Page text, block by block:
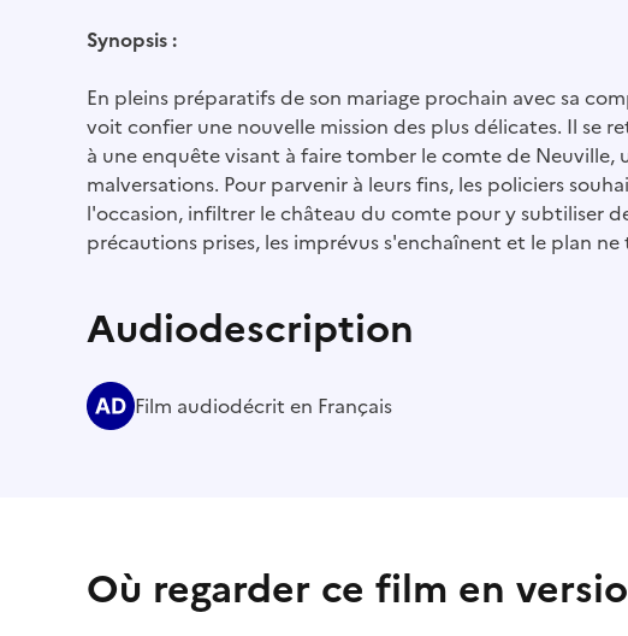
Synopsis :
En pleins préparatifs de son mariage prochain avec sa
voit confier une nouvelle mission des plus délicates. Il se
à une enquête visant à faire tomber le comte de
malversations. Pour parvenir à leurs fins, les policiers
l'occasion, infiltrer le château du comte pour y subtiliser
précautions prises, les imprévus s'enchaînent et le plan
Audiodescription
Film audiodécrit en Français
Où regarder ce film en